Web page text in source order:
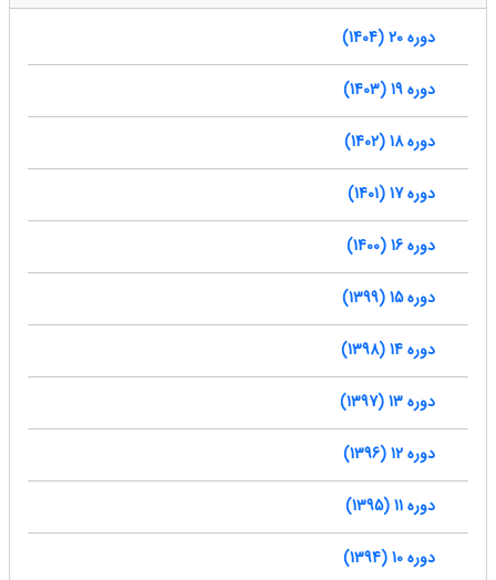
دوره 20 (1404)
دوره 19 (1403)
دوره 18 (1402)
دوره 17 (1401)
دوره 16 (1400)
دوره 15 (1399)
دوره 14 (1398)
دوره 13 (1397)
دوره 12 (1396)
دوره 11 (1395)
دوره 10 (1394)